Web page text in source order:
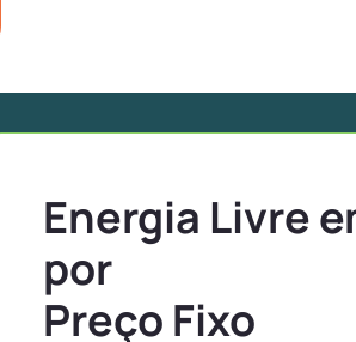
Energia Livre
por
Preço Fixo